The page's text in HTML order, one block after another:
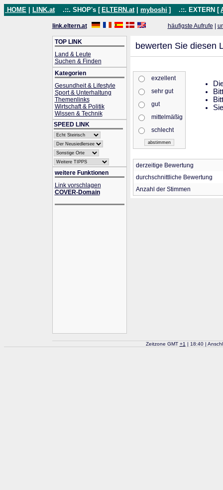
HOME LINK.at .::. SHOP's [ ELTERN.at myboshi ] .::. EXTERN [
link.eltern.at häufigste Aufrufe
TOP LINK
Land & Leute
Suchen & Finden
Kategorien
Gesundheit & Lifestyle
Sport & Unterhaltung
Themenlinks
Wirtschaft & Politik
Wissen & Technik
SPEED LINK
weitere Funktionen
Link vorschlagen
COVER-Domain
bewerten Sie diesen
exzellent
sehr gut
gut
mittelmäßig
schlecht
derzeitige Bewertung
durchschnittliche Bewertung
Anzahl der Stimmen
Zeitzone GMT +1 | 18:40 |